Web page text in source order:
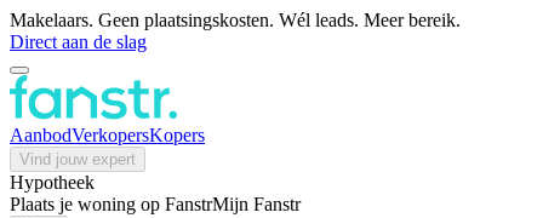
Makelaars. Geen plaatsingskosten. Wél leads. Meer bereik.
Direct aan de slag
AanbodVerkopersKopers
Vind jouw expert
Hypotheek
Plaats je woning op FanstrMijn Fanstr